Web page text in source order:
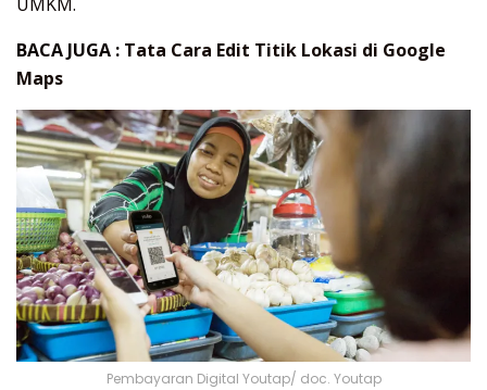
BACA JUGA : Tata Cara Edit Titik Lokasi di Google
Maps
Pembayaran Digital Youtap/ doc. Youtap